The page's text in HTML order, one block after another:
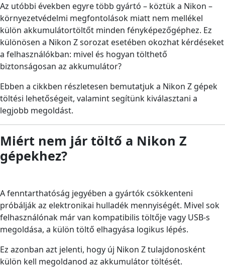
Az utóbbi években egyre több gyártó – köztük a Nikon –
környezetvédelmi megfontolások miatt nem mellékel
külön akkumulátortöltőt minden fényképezőgéphez. Ez
különösen a Nikon Z sorozat esetében okozhat kérdéseket
a felhasználókban: mivel és hogyan tölthető
biztonságosan az akkumulátor?
Ebben a cikkben részletesen bemutatjuk a Nikon Z gépek
töltési lehetőségeit, valamint segítünk kiválasztani a
legjobb megoldást.
Miért nem jár töltő a Nikon Z
gépekhez?
A fenntarthatóság jegyében a gyártók csökkenteni
próbálják az elektronikai hulladék mennyiségét. Mivel sok
felhasználónak már van kompatibilis töltője vagy USB-s
megoldása, a külön töltő elhagyása logikus lépés.
Ez azonban azt jelenti, hogy új Nikon Z tulajdonosként
külön kell megoldanod az akkumulátor töltését.